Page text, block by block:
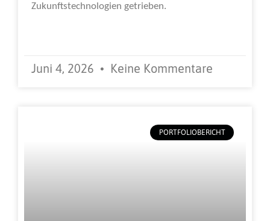
Zukunftstechnologien getrieben.
Juni 4, 2026 Keine Kommentare
PORTFOLIOBERICHT